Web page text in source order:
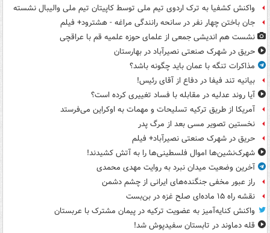
واکنش کشفیا به ترک اردوی تیم ملی توسط کاپیتان تیم ملی والیبال نشسته
جان باختن چهار نفر در سانحه رانندگی مراغه - هشترود+ فیلم
نشست هم اندیشی جمعی از علمای حوزه علمیه قم با عراقچی
حریق در شهرک صنعتی نصیرآباد در بهارستان
مذاکرات تنگه با عمان باید چگونه باشد؟
بیانیه تند فیفا در دفاع از آقای رئیس!
آیا روند عدلیه در مقابله با فساد تغییری کرده است؟
آمریکا از طریق ترکیه تسلیحات و مهمات به اوکراین می‌فرستد
نخستین تصویر مسی بعد از مرگ پدر
حریق در شهرک صنعتی نصیرآباد+ فیلم
شهرک‌نشین‌ها اموال فلسطینی‌ها را به آتش کشیدند!
آخرین وضعیت میدان نبرد به روایت مهدی محمدی
راز عبور مخفی جنگنده‌های ایرانی از چشم دشمن
نقشه راه ۱۵ ماده‌ای صلح غزه در بن‌بست
واکنش کنایه‌آمیز به عضویت ترکیه در پیمان مشترک با عربستان
قله دماوند در تابستان سفیدپوش شد!